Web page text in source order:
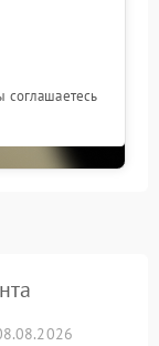
соглашаетесь